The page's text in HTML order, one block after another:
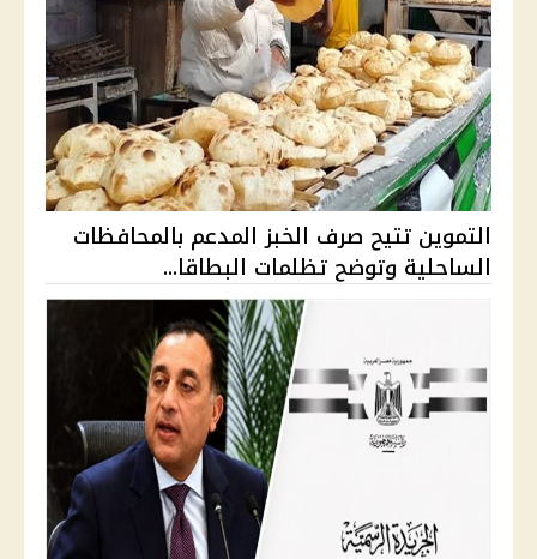
التموين تتيح صرف الخبز المدعم بالمحافظات
الساحلية وتوضح تظلمات البطاقا...